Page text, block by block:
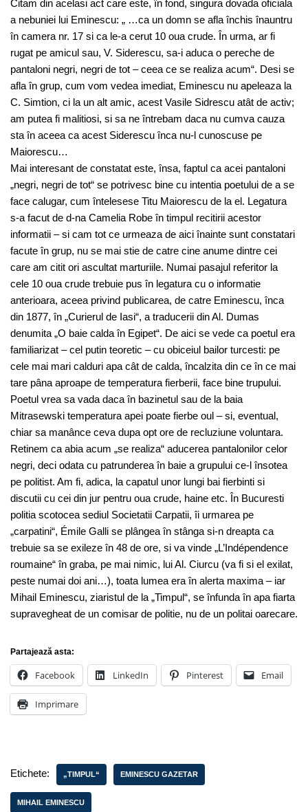
Citam din acelasi act care este, în fond, singura dovada oficiala
a nebuniei lui Eminescu: „ …ca un domn se afla închis înauntru
în camera nr. 17 si ca le-a cerut 10 oua crude. În urma, ar fi
rugat pe amicul sau, V. Siderescu, sa-i aduca o pereche de
pantaloni negri, negri de tot – ceea ce se realiza acum“. Desi se
afla în grup, cum vom vedea imediat, Eminescu nu apeleaza la
C. Simtion, ci la un alt amic, acest Vasile Sidrescu atât de activ;
am putea fi malitiosi, si sa ne întrebam daca nu cumva cauza
sta în aceea ca acest Siderescu înca nu-l cunoscuse pe
Maiorescu…
Mai interesant de constatat este, însa, faptul ca acei pantaloni
„negri, negri de tot“ se potrivesc bine cu intentia poetului de a se
face calugar, cum întelesese Titu Maiorescu de la el. Legatura
s-a facut de d-na Camelia Robe în timpul recitirii acestor
informatii – si cam tot ce urmeaza de aici înainte sunt constatari
facute în grup, nu se mai stie de catre cine anume dintre cei
care am citit ori ascultat marturiile. Numai pasajul referitor la
cele 10 oua crude trebuie pus în legatura cu o informatie
anterioara, aceea privind publicarea, de catre Eminescu, înca
din 1877, în „Curierul de Iasi“, a traducerii din Al. Dumas
denumita „O baie calda în Egipet“. De aici se vede ca poetul era
familiarizat – cel putin teoretic – cu obiceiul bailor turcesti: pe
cele mai mari calduri apa cât de calda, încalzita din ce în ce mai
tare pâna aproape de temperatura fierberii, face bine trupului.
Poetul vrea sa vada daca în bazinetul sau de la baia
Mitrasewski temperatura apei poate fierbe oul – si, eventual,
chiar sa manânce ceva dupa opt ore de recluziune voluntara.
Retinem ca abia acum „se realiza“ aducerea pantalonilor celor
negri, deci odata cu patrunderea în baie a grupului ce-l însotea
pe politist. Am fi, adica, la capatul unor lungi bai fierbinti si
discutii cu cei din jur pentru oua crude, haine etc. În Bucuresti
politia scotocea sediul Societatii Carpatii, îi urmarea pe
„carpatini“, Émile Galli se plângea în stânga si-n dreapta ca
trebuie sa se exileze în 48 de ore, si va vinde „L’Indépendence
roumaine“ în graba, pe mai nimic, lui Al. Ciurcu (va fi si el exilat,
peste numai doi ani…), toata lumea era în alerta maxima – iar
Mihail Eminescu, ziaristul de la „Timpul“, se înfunda în apa fiarta
supravegheat de un comisar de politie, nu de un politai oarecare.
Partajează asta:
Facebook LinkedIn Pinterest Email
Imprimare
Etichete: „TIMPUL“ EMINESCU GAZETAR
MIHAIL EMINESCU